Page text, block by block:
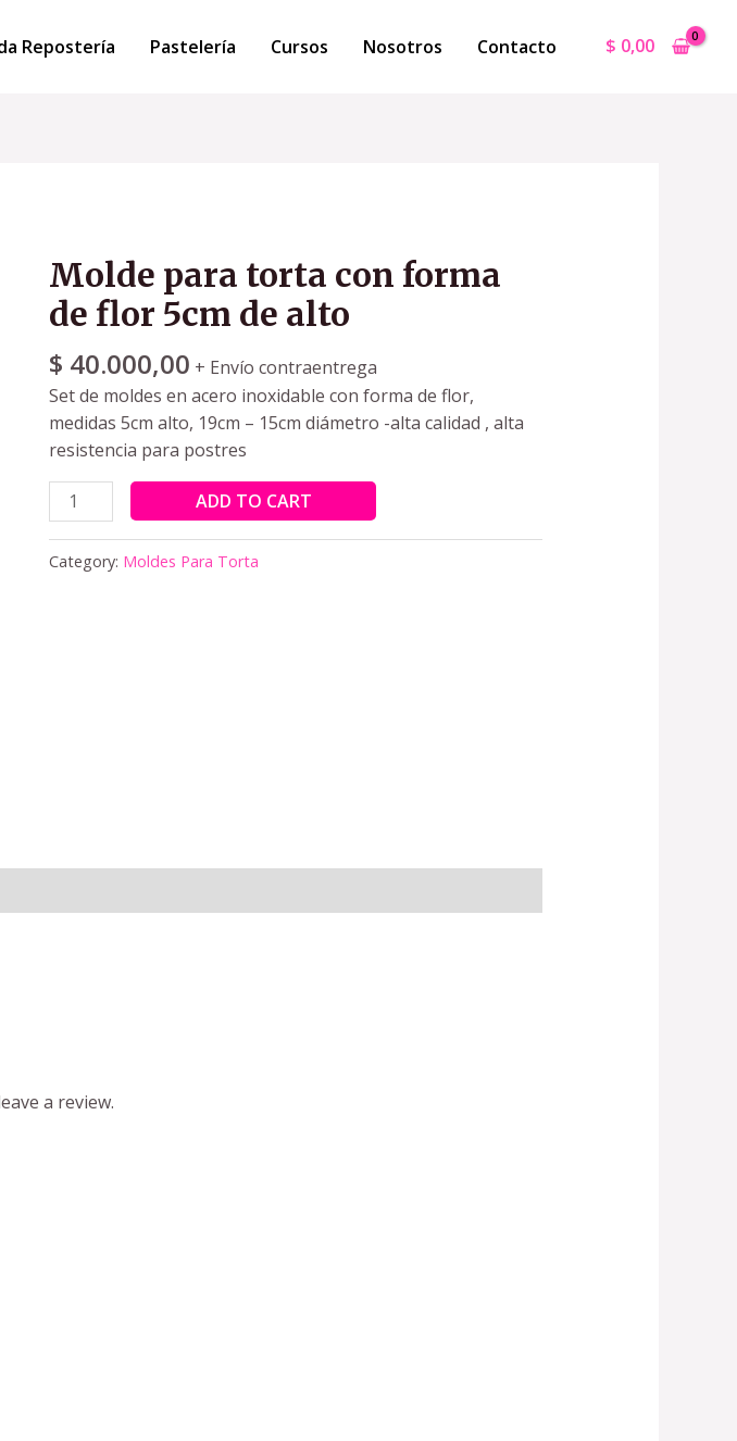
Repostería Pastelería Cursos Nosotros Contacto $ 0,00
Molde para torta con forma
de flor 5cm de alto
$ 40.000,00 + Envío contraentrega
Set de moldes en acero inoxidable con forma de flor,
medidas 5cm alto, 19cm – 15cm diámetro -alta calidad , alta
resistencia para postres
ADD TO CART
Category: Moldes Para Torta
a review.